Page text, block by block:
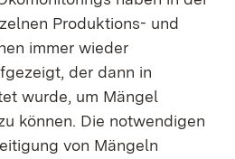
Produktions- und
immer wieder
der dann in
wurde, um Mängel
können. Die notwendigen
von Mängeln